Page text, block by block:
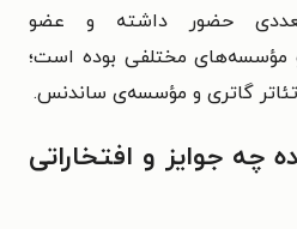
حضور داشته و عضو
مؤسسه‌های مختلفی بوده است؛
تئاتر گاتری و مؤسسه‌ی ساندنس.
چه جوایز و افتخاراتی